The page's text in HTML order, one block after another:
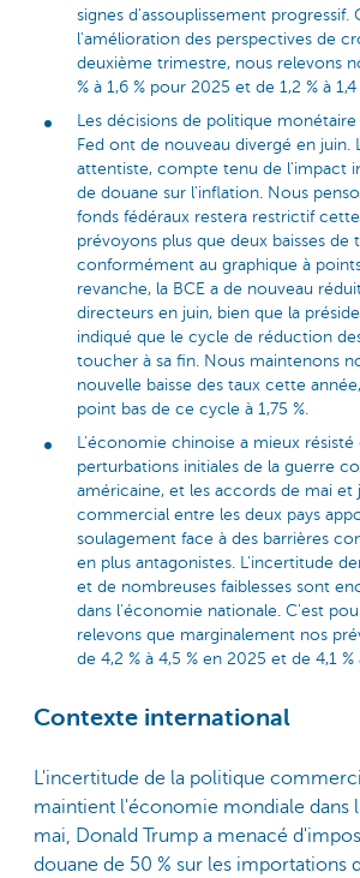
signes d'assouplissement progressif.
l'amélioration des perspectives de
deuxième trimestre, nous relevons
% à 1,6 % pour 2025 et de 1,2 % à
Les décisions de politique
Fed ont de nouveau divergé en juin.
attentiste, compte tenu de l'impact
de douane sur l'inflation. Nous
fonds fédéraux restera restrictif
prévoyons plus que deux baisses de
conformément au graphique à
revanche, la BCE a de nouveau
directeurs en juin, bien que la
indiqué que le cycle de réduction
toucher à sa fin. Nous maintenons
nouvelle baisse des taux cette
point bas de ce cycle à 1,75 %.
L'économie chinoise a mieux résisté
perturbations initiales de la guerre
américaine, et les accords de mai et
commercial entre les deux pays
soulagement face à des barrières
en plus antagonistes. L'incertitude
et de nombreuses faiblesses sont
dans l'économie nationale. C'est
relevons que marginalement nos
de 4,2 % à 4,5 % en 2025 et de 4,1 %
Contexte international
L'incertitude de la politique
maintient l'économie mondiale dans
mai, Donald Trump a menacé
douane de 50 % sur les importations